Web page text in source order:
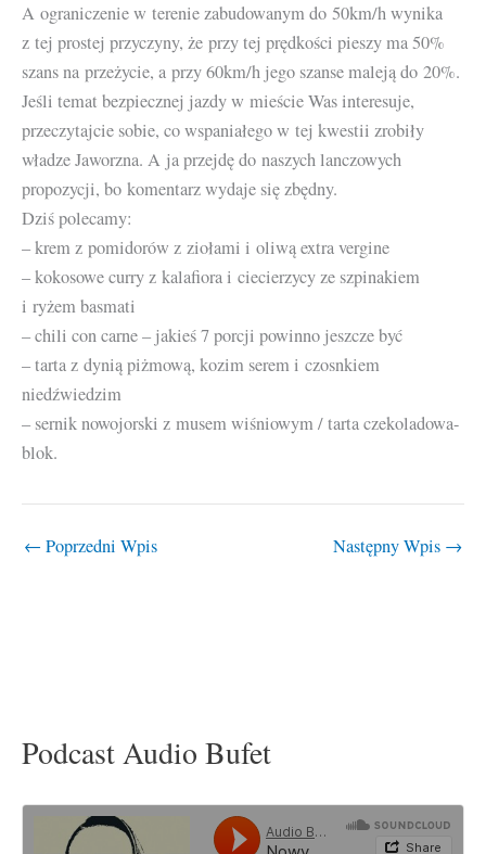
A ograniczenie w terenie zabudowanym do 50km/h wynika
z tej prostej przyczyny, że przy tej prędkości pieszy ma 50%
szans na przeżycie, a przy 60km/h jego szanse maleją do 20%.
Jeśli temat bezpiecznej jazdy w mieście Was interesuje,
przeczytajcie sobie, co wspaniałego w tej kwestii zrobiły
władze Jaworzna. A ja przejdę do naszych lanczowych
propozycji, bo komentarz wydaje się zbędny.
Dziś polecamy:
– krem z pomidorów z ziołami i oliwą extra vergine
– kokosowe curry z kalafiora i ciecierzycy ze szpinakiem
i ryżem basmati
– chili con carne – jakieś 7 porcji powinno jeszcze być
– tarta z dynią piżmową, kozim serem i czosnkiem
niedźwiedzim
– sernik nowojorski z musem wiśniowym / tarta czekoladowa-
blok.
← Poprzedni Wpis Następny Wpis →
Podcast Audio Bufet